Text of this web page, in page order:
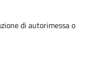
di autorimessa o